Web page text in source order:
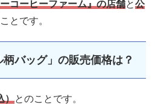
コーヒーファーム』の店舗と公
とです。
柄バッグ」の販売価格は？
）とのことです。